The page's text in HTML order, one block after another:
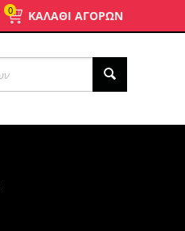
ΚΑΛΑΘΙ ΑΓΟΡΩΝ
0